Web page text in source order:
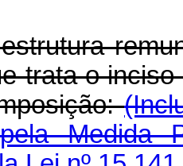
trata o
Medida